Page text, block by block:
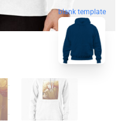
blank template